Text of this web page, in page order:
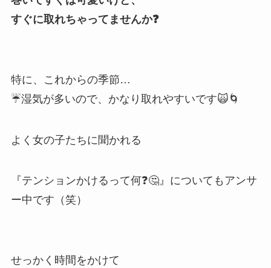
すぐに取れちゃってませんか❓⠀
特に、これからの季節…⠀
☔️湿気が多いので、かなり取れやすいです🙀🌀⠀
よく女の子たちに聞かれる
『テンションかけるって何❓🤔』についてもアンサ
ー中です（笑）
せっかく時間をかけて⠀